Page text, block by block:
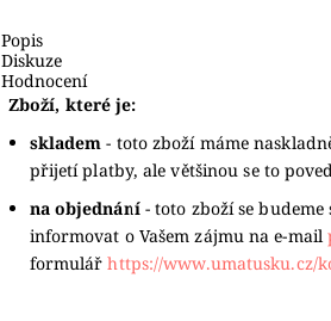
Popis
Diskuze
Hodnocení
Zboží, které je:
skladem - toto zboží máme
přijetí platby, ale většinou se to
na objednání - toto zboží se
informovat o Vašem zájmu na e-mail
formulářhttps://www.umatusku.cz/